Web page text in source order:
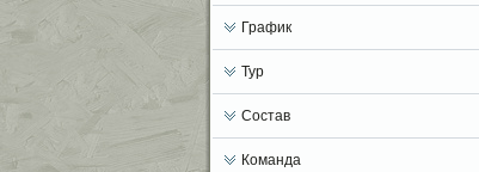
График
Тур
Состав
Команда